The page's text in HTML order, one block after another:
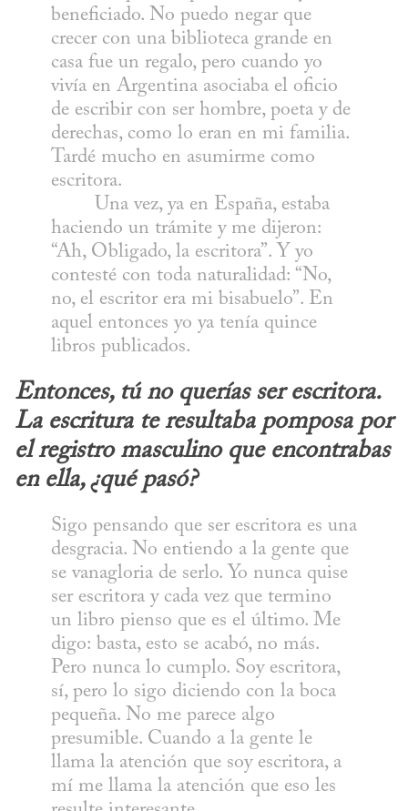
beneficiado. No puedo negar que
crecer con una biblioteca grande en
casa fue un regalo, pero cuando yo
vivía en Argentina asociaba el oficio
de escribir con ser hombre, poeta y de
derechas, como lo eran en mi familia.
Tardé mucho en asumirme como
escritora.
haciendo un trámite y me dijeron:
“Ah, Obligado, la escritora”. Y yo
contesté con toda naturalidad: “No,
no, el escritor era mi bisabuelo”. En
aquel entonces yo ya tenía quince
libros publicados.
Entonces, tú no querías ser escritora.
La escritura te resultaba pomposa por
el registro masculino que encontrabas
en ella, ¿qué pasó?
Sigo pensando que ser escritora es una
desgracia. No entiendo a la gente que
se vanagloria de serlo. Yo nunca quise
ser escritora y cada vez que termino
un libro pienso que es el último. Me
digo: basta, esto se acabó, no más.
Pero nunca lo cumplo. Soy escritora,
sí, pero lo sigo diciendo con la boca
pequeña. No me parece algo
presumible. Cuando a la gente le
llama la atención que soy escritora, a
mí me llama la atención que eso les